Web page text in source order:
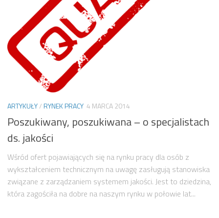
ARTYKUŁY/RYNEK PRACY 4 MARCA 2014
Poszukiwany, poszukiwana – o specjalistach
ds. jakości
Wśród ofert pojawiających się na rynku pracy dla osób z
wykształceniem technicznym na uwagę zasługują stanowiska
związane z zarządzaniem systemem jakości. Jest to dziedzina,
która zagościła na dobre na naszym rynku w połowie lat...